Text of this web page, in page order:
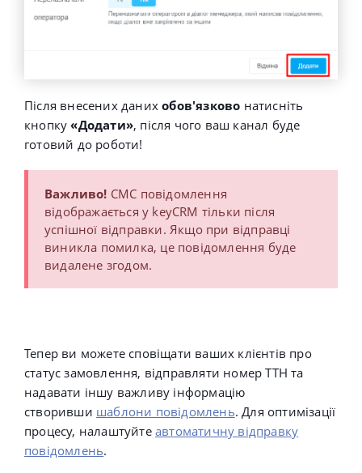
Після внесених данихобов'язково натисніть
кнопку«Додати», після чого ваш канал буде
готовий до роботи!
Важливо! СМС повідомлення
відображається у keyCRM тільки після
успішної відправки. Якщо при відправці
виникла помилка, це повідомлення буде
видалене згодом.
Тепер ви можете сповіщати ваших клієнтів про
статус замовлення, відправляти номер ТТН та
надавати іншу важливу інформацію
створивши шаблони повідомлень. Для оптимізації
процесу, налаштуйте автоматичну відправку
повідомлень.